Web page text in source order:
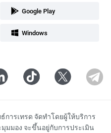
Google Play
Windows
การเทรด จัดทำโดยผู้ให้บริการ
มมอง จะขึ้นอยู่กับการประเมิน